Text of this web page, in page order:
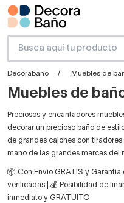
Decorabaño Muebles de
Muebles de
Preciosos y encantadores
decorar un precioso baño de
de grandes cajones con
mano de las grandes marcas del
📦 Con Envío GRATIS y Garantía
verificadas | 💰 Posibilidad de
inmediato y GRATUITO